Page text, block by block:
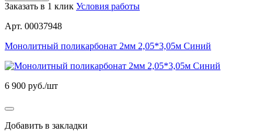
Заказать в 1 клик Условия работы
Арт. 00037948
Монолитный поликарбонат 2мм 2,05*3,05м Синий
6 900 руб./шт
Добавить в закладки